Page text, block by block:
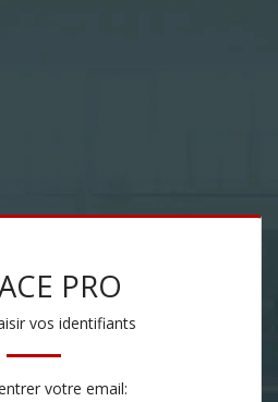
PRO
vos identifiants
votre email: